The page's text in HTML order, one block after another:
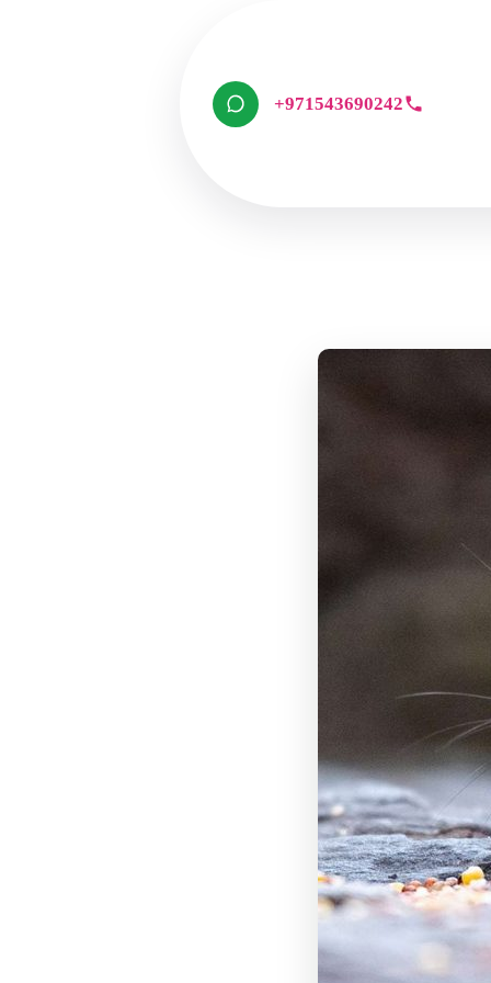
+971543690242